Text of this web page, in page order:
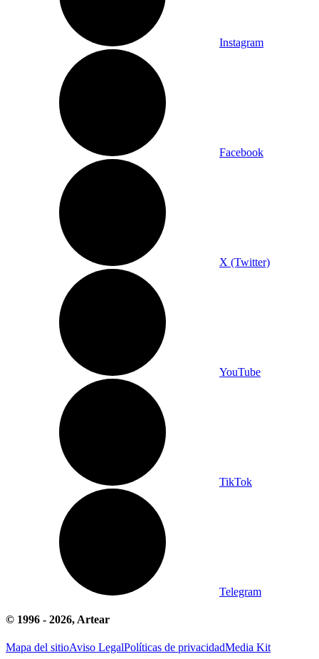
Instagram
Facebook
X (Twitter)
YouTube
TikTok
Telegram
© 1996 - 2026, Artear
Mapa del sitioAviso LegalPolíticas de privacidadMedia Kit